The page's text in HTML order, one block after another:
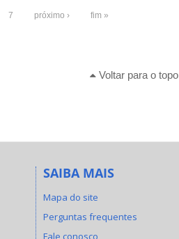
7 próximo › fim »
Voltar para o topo
SAIBA MAIS
Mapa do site
Perguntas frequentes
Fale conosco